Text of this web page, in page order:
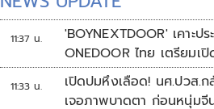
11:37 น.
'BOYNEXTDOOR' เคาะปร
ONEDOOR ไทย เตรียมเ
11:33 น.
เปิดปมหึงเลือด! นศ.ปวส.
เจอภาพบาดตา ก่อนหนุ่ม